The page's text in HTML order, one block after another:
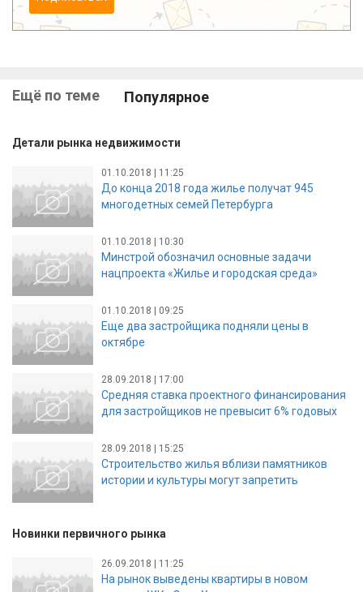
Ещё по теме Популярное
Детали рынка недвижимости
01.10.2018 | 11:25
До конца 2018 года жилье получат 945
многодетных семей Петербурга
01.10.2018 | 10:30
Минстрой обозначил основные задачи
нацпроекта «Жилье и городская среда»
01.10.2018 | 09:25
Еще два застройщика подняли цены в
октябре
28.09.2018 | 17:00
Средняя ставка проектного финансирования
для застройщиков не превысит 6% годовых
28.09.2018 | 15:25
Строительство жилья вблизи памятников
истории и культуры могут запретить
Новинки первичного рынка
26.09.2018 | 11:25
На рынок выведены квартиры в новом